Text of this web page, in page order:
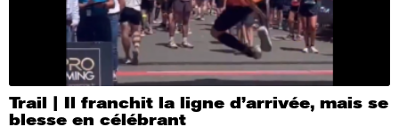
Trail | Il franchit la ligne d’arrivée, mais se
blesse en célébrant